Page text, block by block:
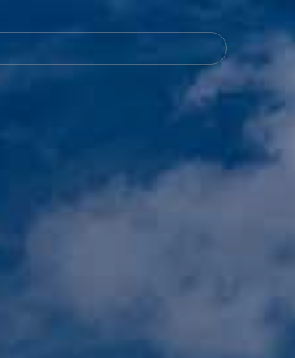
Navegación